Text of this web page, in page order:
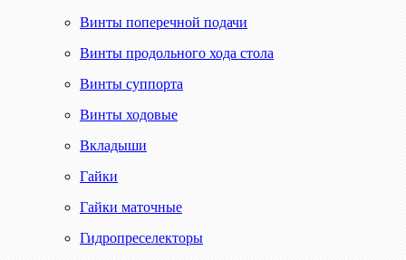
Винты поперечной подачи
Винты продольного хода стола
Винты суппорта
Винты ходовые
Вкладыши
Гайки
Гайки маточные
Гидропреселекторы